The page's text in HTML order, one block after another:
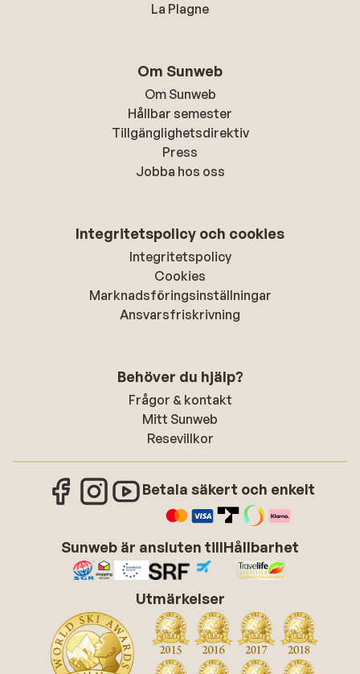
La Plagne
Om Sunweb
Om Sunweb
Hållbar semester
Tillgänglighetsdirektiv
Press
Jobba hos oss
Integritetspolicy och cookies
Integritetspolicy
Cookies
Marknadsföringsinställningar
Ansvarsfriskrivning
Behöver du hjälp?
Frågor & kontakt
Mitt Sunweb
Resevillkor
Betala säkert och enkelt
Sunweb är ansluten tillHållbarhet
Utmärkelser